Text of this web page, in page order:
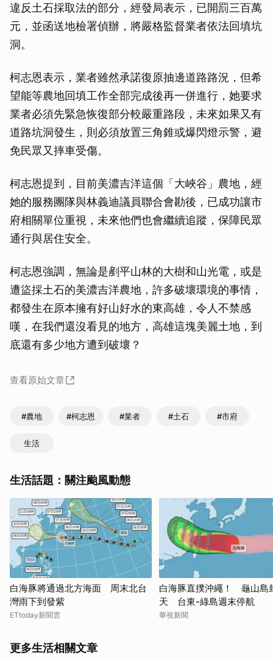
違反土石採取法的部分，經發局表示，已開罰三百萬
元，並函送地檢署偵辦，將嚴格監督業者依法回填坑
洞。
柯志恩表示，業者雖然承諾復原抽邊道路路況，但希
望能等農地回填工作全部完成後再一併進行，她要求
業者必須先緊急恢復部分較嚴重路段，未來如果又有
道路坑洞發生，則必須放置三角錐或爆閃燈示警，避
免民眾又摔車受傷。
柯志恩提到，目前美濃吉洋這個「大峽谷」農地，經
她的服務團隊與林義迪議員聯合會勘後，已成功讓市
府相關單位重視，未來他們也會繼續追蹤，保障民眾
通行與居住安全。
柯志恩強調，無論是剷平山林的大樹和山光電，或是
遭盜採土石的美濃吉洋農地，許多破壞環境的事情，
都發生在原本擁有好山好水的東高雄，令人不禁感
嘆，在我們還沒看見的地方，高雄這塊美麗土地，到
底還有多少地方遭到破壞？
查看原始文章
#農地 #柯志恩 #業者 #土石 #市府
生活
生活話題：關注颱風動態
白海豚將通過北方海面 周末北台
灣雨下到發紫
ETtoday新聞雲
白海豚直撲沖繩！ 龜山島
天 台東-綠島週末停航
華視新聞
更多生活相關文章